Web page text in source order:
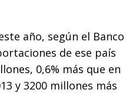
año, según el Banco
de ese país
0,6% más que en
y 3200 millones más